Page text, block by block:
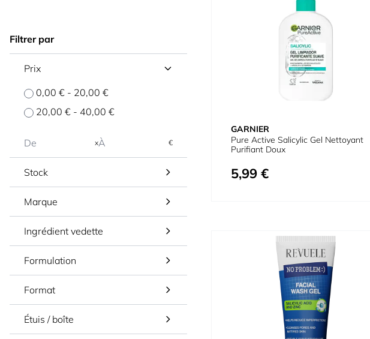
Filtrer par
Prix
0,00 € - 20,00 €
20,00 € - 40,00 €
x €
Stock
Marque
Ingrédient vedette
Formulation
Format
Étuis / boîte
GARNIER
Pure Active Salicylic Gel Nettoyant
Purifiant Doux
5,99 €